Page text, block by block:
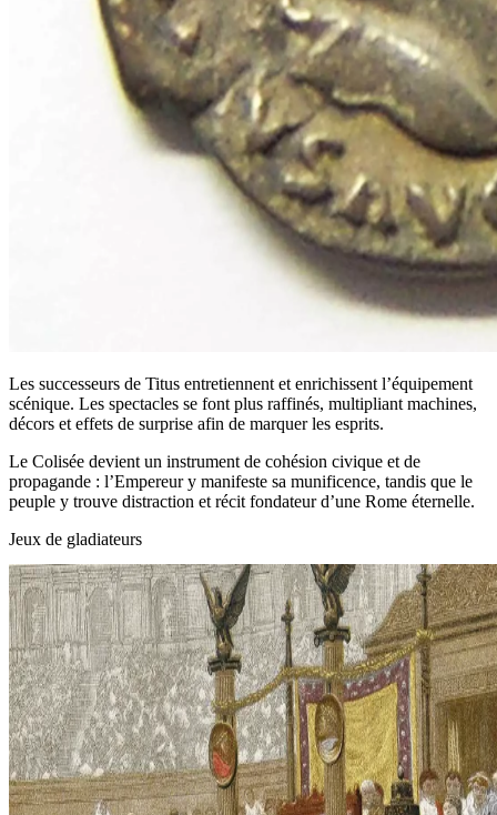
Les successeurs de Titus entretiennent et enrichissent l’équipement
scénique. Les spectacles se font plus raffinés, multipliant machines,
décors et effets de surprise afin de marquer les esprits.
Le Colisée devient un instrument de cohésion civique et de
propagande : l’Empereur y manifeste sa munificence, tandis que le
peuple y trouve distraction et récit fondateur d’une Rome éternelle.
Jeux de gladiateurs